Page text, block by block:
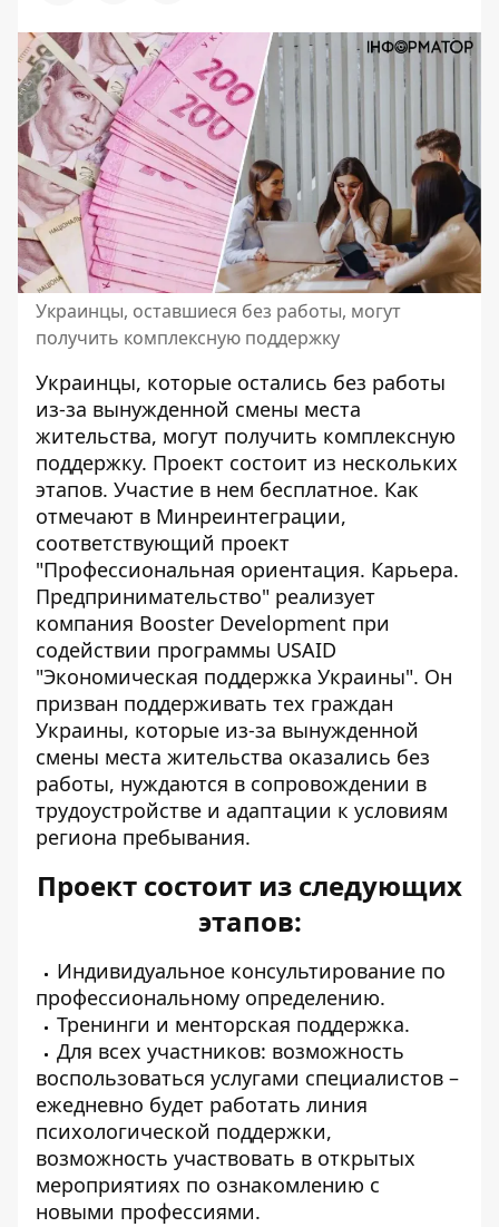
Украинцы, оставшиеся без работы, могут
получить комплексную поддержку
Украинцы, которые остались без работы
из-за вынужденной смены места
жительства, могут получить комплексную
поддержку. Проект состоит из нескольких
этапов. Участие в нем бесплатное. Как
отмечают в Минреинтеграции,
соответствующий проект
"Профессиональная ориентация. Карьера.
Предпринимательство" реализует
компания Booster Development при
содействии программы USAID
"Экономическая поддержка Украины". Он
призван поддерживать тех граждан
Украины, которые из-за вынужденной
смены места жительства оказались без
работы, нуждаются в сопровождении в
трудоустройстве и адаптации к условиям
региона пребывания.
Проект состоит из следующих
этапов:
Индивидуальное консультирование по
профессиональному определению.
Тренинги и менторская поддержка.
Для всех участников: возможность
воспользоваться услугами специалистов –
ежедневно будет работать линия
психологической поддержки,
возможность участвовать в открытых
мероприятиях по ознакомлению с
новыми профессиями.